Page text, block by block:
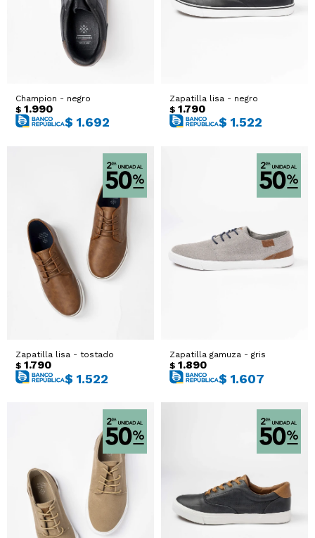
Champion - negro
$ 1.990
$ 1.692
Zapatilla lisa - negro
$ 1.790
$ 1.522
Zapatilla lisa - tostado
$ 1.790
$ 1.522
Zapatilla gamuza - gris
$ 1.890
$ 1.607